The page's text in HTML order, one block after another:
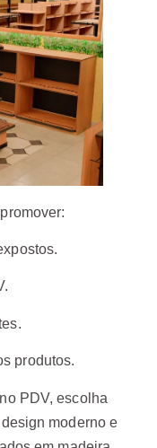
produtos.
PDV, escolha
moderno e